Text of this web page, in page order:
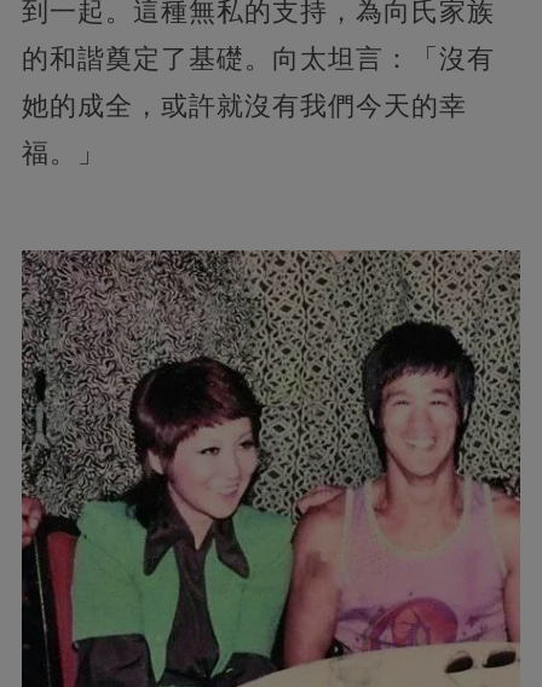
到一起。這種無私的支持，為向氏家族
的和諧奠定了基礎。向太坦言：「沒有
她的成全，或許就沒有我們今天的幸
福。」